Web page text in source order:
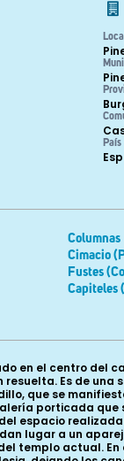
País
Columnas
Cimacio
Fustes
Capiteles
estructurales que han exigido diferentes intervenciones. En la parte exterior vemos cómo la capilla absidal se divide en cinco paños, separados por medio de cuatro columnas entregas; en los centrales hay vanos, tres en total de tipo portada con luz de aspillera y ninguno en los próximos al presbiterio. La cuarta columna entrega ha desaparecido en la zona meridional colocando en su lugar un contrafuerte. Todo el edificio descansa sobre un poyo, que la recorre, y se manifiesta de manera mucho más ostensible en el ábside y muro sur para salvar el gran desnivel del terreno, que lo ha resuelto con una gran elegancia. Adosada al muro, entre los tramos segundo y tercero en que se articula en la actualidad la nave, está la portada, a la que se accede desde el exterior por medio de una empinada escalinata de siete peldaños. Destaca mucho del muro y está cobijada en una galería porticada, que cubre todo el lienzo sur de la iglesia, que consta de seis vanos en la parte derecha, cinco en la izquierda y una portada. Ésta se encuentra bastante